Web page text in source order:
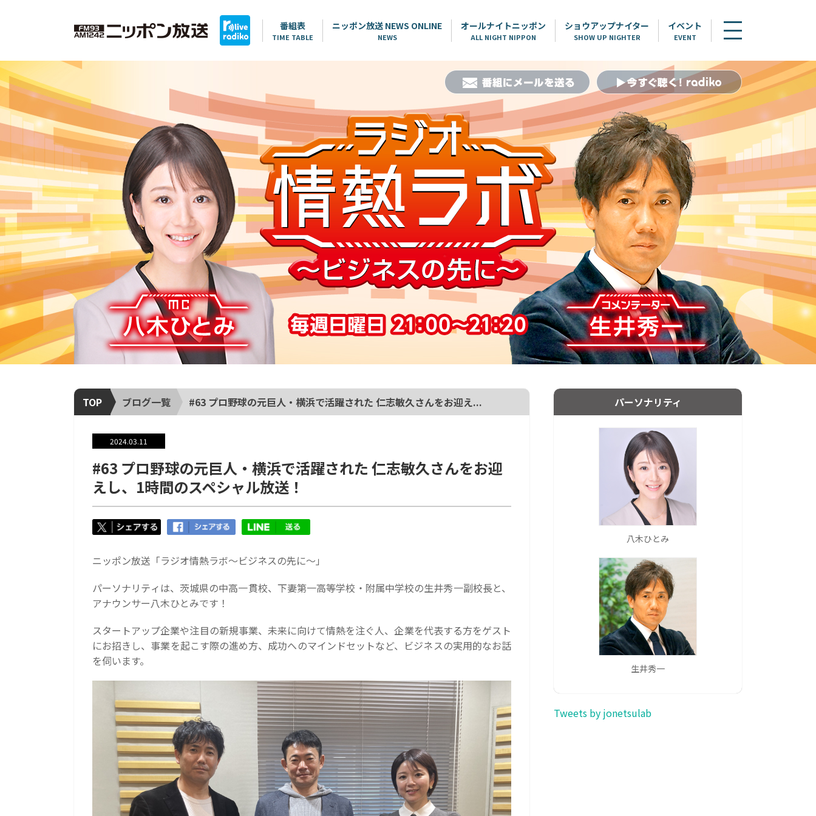
番組表
TIME TABLE
ニッポン放送 NEWS ONLINE
NEWS
オールナイトニッポン
ALL NIGHT NIPPON
ショウアップナイター
SHOW UP NIGHTER
イベント
EVENT
TOP ブログ一覧 #63 プロ野球の元巨人・横浜で活躍された 仁志敏久さんをお迎え...
2024.03.11
#63 プロ野球の元巨人・横浜で活躍された 仁志敏久さんをお迎
えし、1時間のスペシャル放送！
ニッポン放送「ラジオ情熱ラボ〜ビジネスの先に〜」
パーソナリティは、茨城県の中高一貫校、下妻第一高等学校・附属中学校の生井秀一副校長と、
アナウンサー八木ひとみです！
スタートアップ企業や注目の新規事業、未来に向けて情熱を注ぐ人、企業を代表する方をゲスト
にお招きし、事業を起こす際の進め方、成功へのマインドセットなど、ビジネスの実用的なお話
を伺います。
パーソナリティ
八木ひとみ
生井秀一
Tweets by jonetsulab